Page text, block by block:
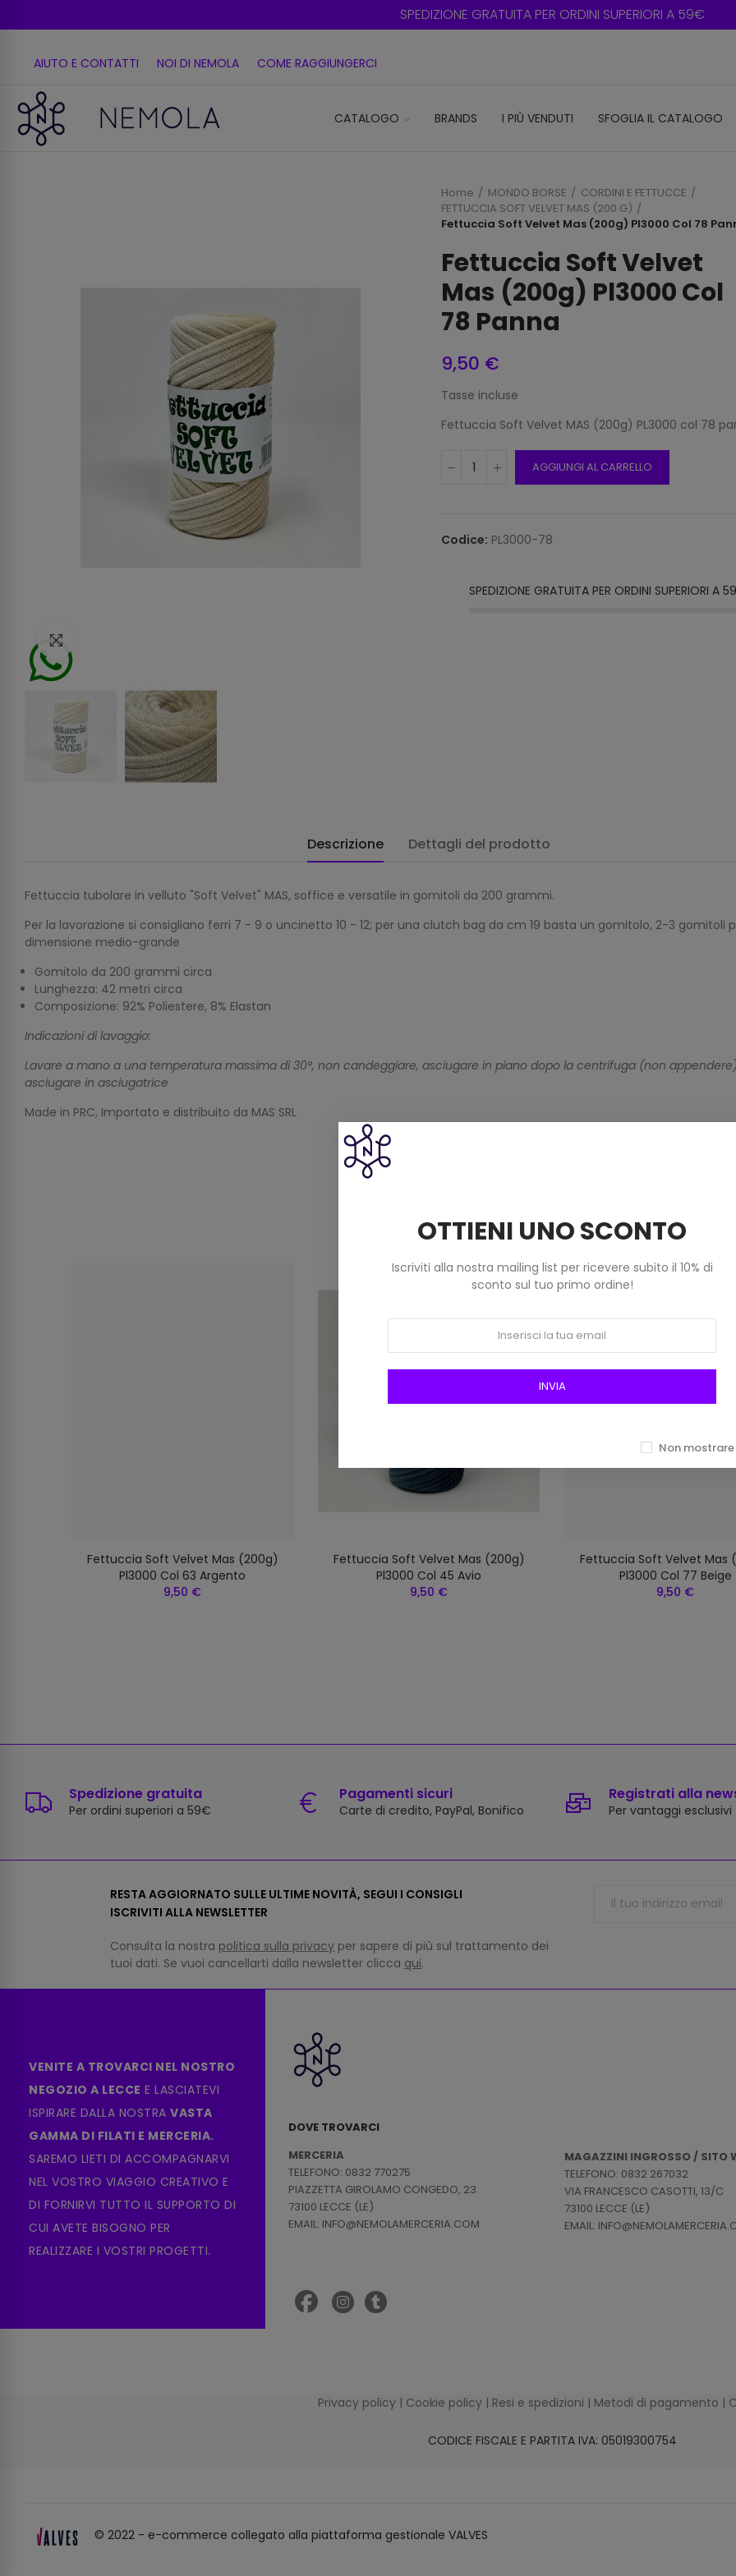
SPEDIZIONE GRATUITA PER ORDINI SUPERIORI A 59€
AIUTO E CONTATTI NOI DI NEMOLA COME RAGGIUNGERCI
CATALOGO BRANDS I PIÙ VENDUTI SFOGLIA IL CATALOGO
Home MONDO BORSE
CORDINI E FETTUCCE
FETTUCCIA SOFT VELVET MAS (200 G)
Fettuccia Soft Velvet Mas (200g) Pl3000 Col 78
Fettuccia Soft Velvet
Mas (200g) Pl3000 Col
78 Panna
9,50 €
Tasse incluse
Fettuccia Soft Velvet MAS (200g) PL3000 col 78
AGGIUNGI AL CARRELLO
Codice: PL3000-78
SPEDIZIONE GRATUITA PER ORDINI SUPERIORI A
Descrizione Dettagli del prodotto
Fettuccia tubolare in velluto "Soft Velvet" MAS, soffice e versatile in gomitoli da 200 grammi.
Per la lavorazione si consigliano ferri 7 - 9 o uncinetto 10 - 12; per una clutch bag da cm 19 basta un gomitolo, 2-3 gomitoli
dimensione medio-grande
Gomitolo da 200 grammi circa
Lunghezza: 42 metri circa
Composizione: 92% Poliestere, 8% Elastan
Indicazioni di lavaggio:
Lavare a mano a una temperatura massima di 30°, non candeggiare, asciugare in piano dopo la centrifuga (non
asciugare in asciugatrice
Made in PRC, Importato e distribuito da MAS SRL
Prodotti della stessa categoria
Fettuccia Soft Velvet Mas (200g)
Pl3000 Col 63 Argento
9,50 €
Fettuccia Soft Velvet Mas (200g)
Pl3000 Col 45 Avio
9,50 €
Fettuccia Soft Velvet Mas
Pl3000 Col 77 Beige
9,50 €
Spedizione gratuita
Per ordini superiori a 59€
Pagamenti sicuri
Carte di credito, PayPal, Bonifico
Registrati alla
Per vantaggi esclusivi
RESTA AGGIORNATO SULLE ULTIME NOVITÀ, SEGUI I CONSIGLI
ISCRIVITI ALLA NEWSLETTER
Consulta la nostra politica sulla privacy per sapere di più sul trattamento dei
tuoi dati. Se vuoi cancellarti dalla newsletter clicca qui.
VENITE A TROVARCI NEL NOSTRO
NEGOZIO A LECCE E LASCIATEVI
ISPIRARE DALLA NOSTRA VASTA
GAMMA DI FILATI E MERCERIA.
SAREMO LIETI DI ACCOMPAGNARVI
NEL VOSTRO VIAGGIO CREATIVO E
DI FORNIRVI TUTTO IL SUPPORTO DI
CUI AVETE BISOGNO PER
REALIZZARE I VOSTRI PROGETTI.
DOVE TROVARCI
MERCERIA
TELEFONO: 0832 770275
PIAZZETTA GIROLAMO CONGEDO, 23
73100 LECCE (LE)
EMAIL: INFO@NEMOLAMERCERIA.COM
MAGAZZINI INGROSSO / SITO
TELEFONO: 0832 267032
VIA FRANCESCO CASOTTI, 13/C
73100 LECCE (LE)
EMAIL:
Privacy policy | Cookie policy | Resi e spedizioni | Metodi di pagamento |
CODICE FISCALE E PARTITA IVA: 05019300754
© 2022 - e-commerce collegato alla piattaforma gestionale VALVES
OTTIENI UNO SCONTO
Iscriviti alla nostra mailing list per ricevere subito il 10% di
sconto sul tuo primo ordine!
INVIA
Non